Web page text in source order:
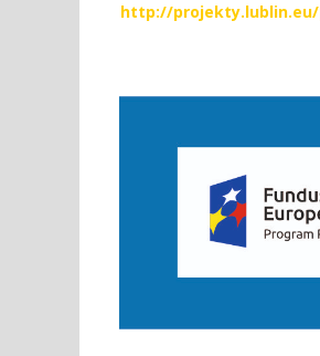
http://projekty.lublin.eu/